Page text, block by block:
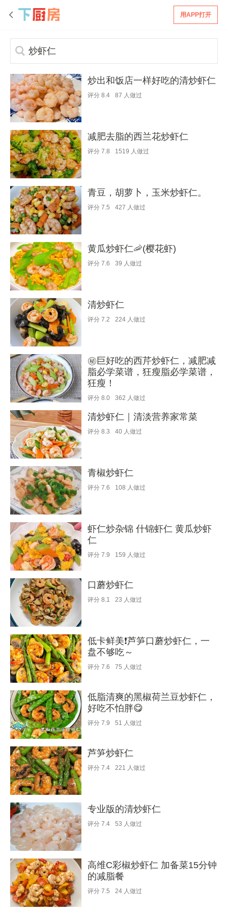
用APP打开
炒出和饭店一样好吃的清炒虾仁
评分 8.4 87 人做过
减肥去脂的西兰花炒虾仁
评分 7.8 1519 人做过
青豆，胡萝卜，玉米炒虾仁。
评分 7.5 427 人做过
黄瓜炒虾仁🦐(樱花虾)
评分 7.6 39 人做过
清炒虾仁
评分 7.2 224 人做过
㊙️巨好吃的西芹炒虾仁，减肥减
脂必学菜谱，狂瘦脂必学菜谱，
狂瘦！
评分 8.0 362 人做过
清炒虾仁｜清淡营养家常菜
评分 8.3 40 人做过
青椒炒虾仁
评分 7.6 108 人做过
虾仁炒杂锦 什锦虾仁 黄瓜炒虾
仁
评分 7.9 159 人做过
口蘑炒虾仁
评分 8.1 23 人做过
低卡鲜美❗️芦笋口蘑炒虾仁，一
盘不够吃～
评分 7.6 75 人做过
低脂清爽的黑椒荷兰豆炒虾仁，
好吃不怕胖😋
评分 7.9 51 人做过
芦笋炒虾仁
评分 7.4 221 人做过
专业版的清炒虾仁
评分 7.4 53 人做过
高维C彩椒炒虾仁 加备菜15分钟
的减脂餐
评分 7.5 24 人做过